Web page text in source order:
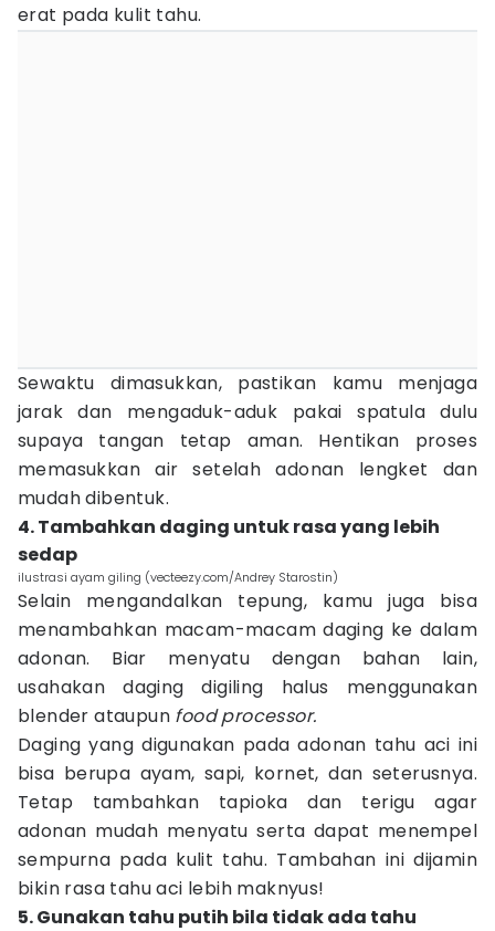
erat pada kulit tahu.
Sewaktu dimasukkan, pastikan kamu menjaga
jarak dan mengaduk-aduk pakai spatula dulu
supaya tangan tetap aman. Hentikan proses
memasukkan air setelah adonan lengket dan
mudah dibentuk.
4. Tambahkan daging untuk rasa yang lebih
sedap
ilustrasi ayam giling (vecteezy.com/Andrey Starostin)
Selain mengandalkan tepung, kamu juga bisa
menambahkan macam-macam daging ke dalam
adonan. Biar menyatu dengan bahan lain,
usahakan daging digiling halus menggunakan
blender ataupun food processor.
Daging yang digunakan pada adonan tahu aci ini
bisa berupa ayam, sapi, kornet, dan seterusnya.
Tetap tambahkan tapioka dan terigu agar
adonan mudah menyatu serta dapat menempel
sempurna pada kulit tahu. Tambahan ini dijamin
bikin rasa tahu aci lebih maknyus!
5. Gunakan tahu putih bila tidak ada tahu